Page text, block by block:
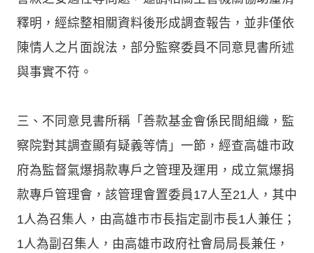
釋明，經綜整相關資料後形成調查報告，並非僅依
陳情人之片面說法，部分監察委員不同意見書所述
與事實不符。
三、不同意見書所稱「善款基金會係民間組織，監
察院對其調查顯有疑義等情」一節，經查高雄市政
府為監督氣爆捐款專戶之管理及運用，成立氣爆捐
款專戶管理會，該管理會置委員17人至21人，其中
1人為召集人，由高雄市市長指定副市長1人兼任；
1人為副召集人，由高雄市政府社會局局長兼任，